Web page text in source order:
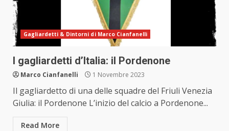
Gagliardetti & Dintorni di Marco Cianfanelli
I gagliardetti d’Italia: il Pordenone
Marco Cianfanelli 1 Novembre 2023
Il gagliardetto di una delle squadre del Friuli Venezia
Giulia: il Pordenone L’inizio del calcio a Pordenone...
Read More